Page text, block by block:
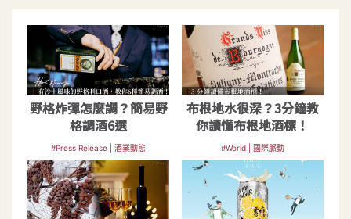
野格炸彈怎麼調？簡易野
格調酒6選
#Press Release | 酒業動態
布根地水很深？3分鐘教
你讀懂布根地酒標！
#World | 國際脈動